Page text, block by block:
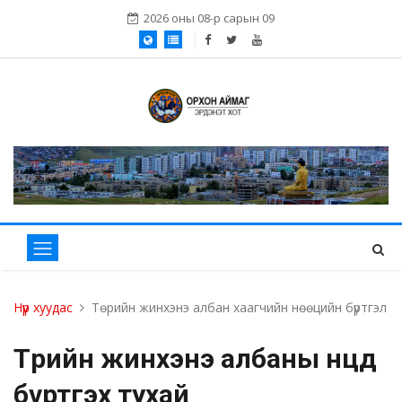
2026 оны 08-р сарын 09
Нүүр хуудас Төрийн жинхэнэ албан хаагчийн нөөцийн бүртгэл
Төрийн жинхэнэ албаны нөөцөд
бүртгэх тухай